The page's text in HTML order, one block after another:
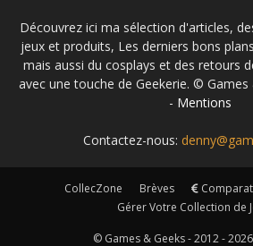
Découvrez ici ma sélection d'articles,
jeux et produits, Les derniers bons
mais aussi du cosplays et des retours
avec une touche de Geekerie. ©
- Mentions
Contactez-nous:
CollecZone Brèves
Gérer Votre Collection de
© Games & Geeks - 2012 -